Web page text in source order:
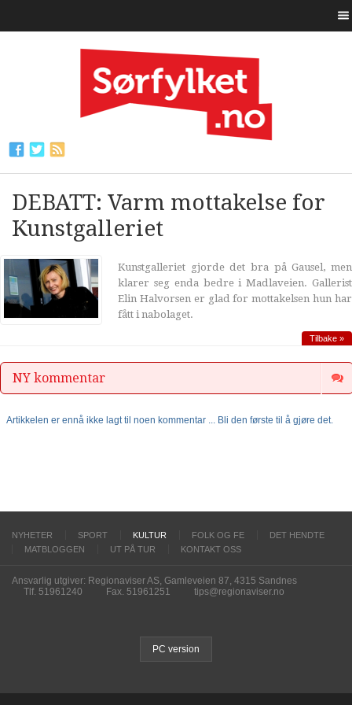
DEBATT: Varm mottakelse for
Kunstgalleriet
Kunstgalleriet gjorde det bra på Gausel, men
klarer seg enda bedre i Madlaveien. Gallerist
Elin Halvorsen er glad for mottakelsen hun har
fått i nabolaget.
Tilbake »
NY kommentar
Artikkelen er ennå ikke lagt til noen kommentar ... Bli den første til å gjøre det.
NYHETER SPORT KULTUR FOLK OG FE
DET HENDTE
MATBLOGGEN
UT PÅ TUR KONTAKT OSS
Ansvarlig utgiver: Regionaviser AS, Gamleveien 87, 4315 Sandnes
Tlf. 51961240
Fax. 51961251 tips@regionaviser.no
PC version